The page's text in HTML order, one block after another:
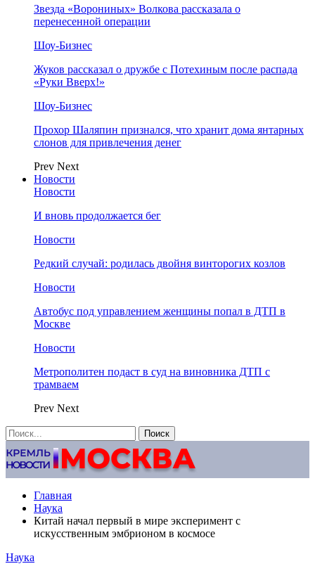
Звезда «Ворониных» Волкова рассказала о
перенесенной операции
Шоу-Бизнес
Жуков рассказал о дружбе с Потехиным после распада
«Руки Вверх!»
Шоу-Бизнес
Прохор Шаляпин признался, что хранит дома янтарных
слонов для привлечения денег
Prev Next
Новости
Новости
И вновь продолжается бег
Новости
Редкий случай: родилась двойня винторогих козлов
Новости
Автобус под управлением женщины попал в ДТП в
Москве
Новости
Метрополитен подаст в суд на виновника ДТП с
трамваем
Prev Next
Главная
Наука
Китай начал первый в мире эксперимент с
искусственным эмбрионом в космосе
Наука